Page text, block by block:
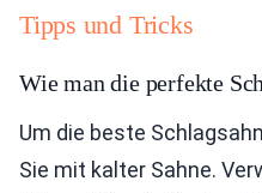
Tipps und Tricks
Wie man die perfekte
Um die beste
Sie mit kalter Sahne.